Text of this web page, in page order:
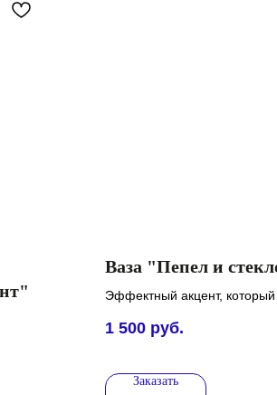
Ваза "Пепел и
Эффектный акцент, который
интерьеру.
1 500 руб.
Заказать